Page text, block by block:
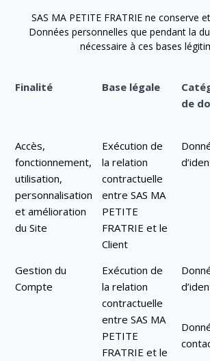
SAS MA PETITE FRATRIE ne conserve
Données personnelles que pendant la
nécessaire à ces bases
Finalité Base légale
de
Accès,
fonctionnement,
utilisation,
personnalisation
et amélioration
du Site
Exécution de
la relation
contractuelle
entre SAS MA
PETITE
FRATRIE et le
Client
Gestion du
Compte
Exécution de
la relation
contractuelle
entre SAS MA
PETITE
FRATRIE et le